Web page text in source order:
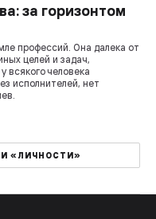
за горизонтом
профессий. Она далека от
целей и задач,
всякого человека
исполнителей, нет
«ЛИЧНОСТИ»